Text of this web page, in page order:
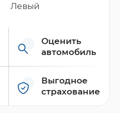
Левый
Оценить
автомобиль
Выгодное
страхование